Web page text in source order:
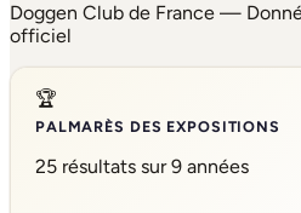
Doggen Club de France —
officiel
🏆
PALMARÈS DES EXPOSITIONS
25 résultats sur 9 années